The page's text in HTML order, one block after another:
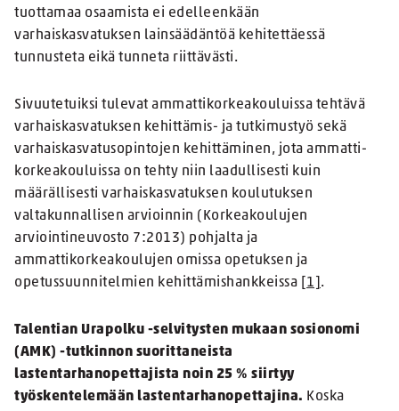
tuottamaa osaamista ei edelleenkään
varhaiskasvatuksen lainsäädäntöä kehitettäessä
tunnusteta eikä tunneta riittävästi.
Sivuutetuiksi tulevat ammattikorkeakouluissa tehtävä
varhaiskasvatuksen kehittämis- ja tutkimustyö sekä
varhaiskasvatusopintojen kehittäminen, jota ammatti-
korkeakouluissa on tehty niin laadullisesti kuin
määrällisesti varhaiskasvatuksen koulutuksen
valtakunnallisen arvioinnin (Korkeakoulujen
arviointineuvosto 7:2013) pohjalta ja
ammattikorkeakoulujen omissa opetuksen ja
opetussuunnitelmien kehittämishankkeissa
[1] .
Talentian Urapolku -selvitysten mukaan sosionomi
(AMK) -tutkinnon suorittaneista
lastentarhanopettajista noin 25 % siirtyy
työskentelemään lastentarhanopettajina. Koska